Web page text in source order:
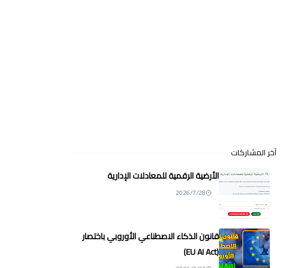
آخر المشاركات
الأرضية الرقمية للمعادلات الإدارية
2026/7/28
قانون الذكاء الاصطناعي الأوروبي باختصار
(EU AI Act)